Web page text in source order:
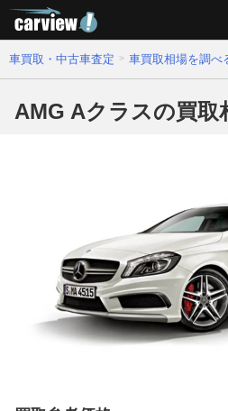
車買取・中古車査定 車買取相場を調べ
AMG Aクラスの買取